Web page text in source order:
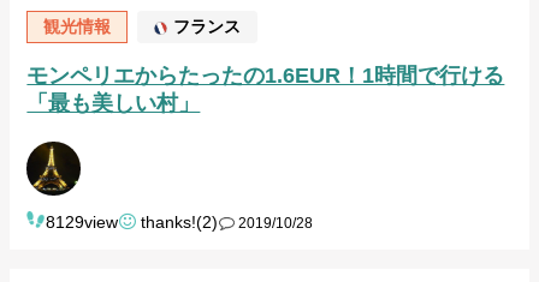
観光情報 フランス
モンペリエからたったの1.6EUR！1時間で行ける
「最も美しい村」
8129view thanks!(2) 2019/10/28